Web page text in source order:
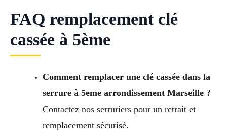
FAQ remplacement clé
cassée à 5ème
Comment remplacer une clé cassée dans la
serrure à 5eme arrondissement Marseille ?
Contactez nos serruriers pour un retrait et
remplacement sécurisé.